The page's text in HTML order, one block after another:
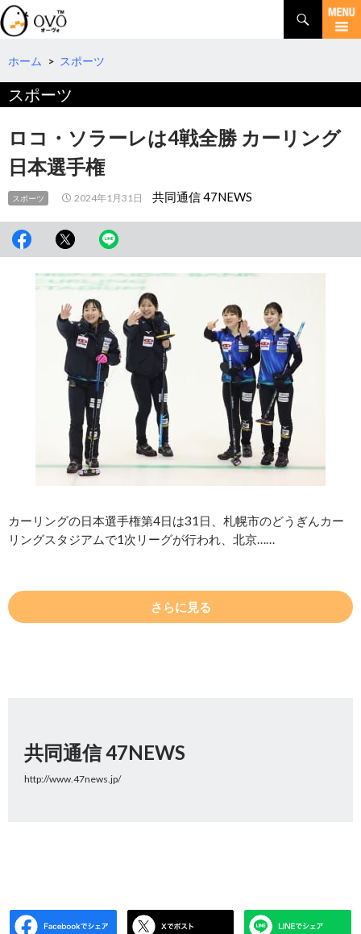
検
索
コ
テ
へ
ホーム > スポーツ
スポーツ
ロコ・ソラーレは4戦全勝 カーリング
日本選手権
スポーツ 2024年1月31日 共同通信 47NEWS
カーリングの日本選手権第4日は31日、札幌市のどうぎんカー
リングスタジアムで1次リーグが行われ、北京……
さらに見る
共同通信 47NEWS
http://www.47news.jp/